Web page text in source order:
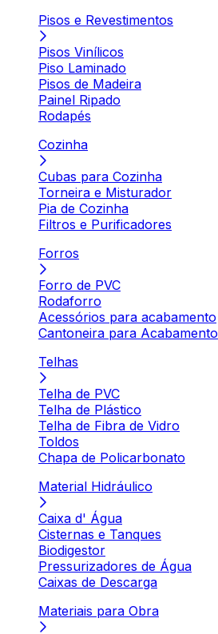
Pisos e Revestimentos
Pisos Vinílicos
Piso Laminado
Pisos de Madeira
Painel Ripado
Rodapés
Cozinha
Cubas para Cozinha
Torneira e Misturador
Pia de Cozinha
Filtros e Purificadores
Forros
Forro de PVC
Rodaforro
Acessórios para acabamento
Cantoneira para Acabamento
Telhas
Telha de PVC
Telha de Plástico
Telha de Fibra de Vidro
Toldos
Chapa de Policarbonato
Material Hidráulico
Caixa d' Água
Cisternas e Tanques
Biodigestor
Pressurizadores de Água
Caixas de Descarga
Materiais para Obra